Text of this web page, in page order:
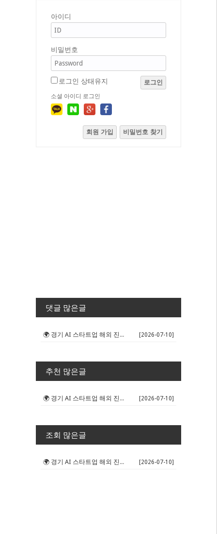
아이디
비밀번호
로그인 상태유지 로그인
소셜 아이디 로그인
회원 가입 비밀번호 찾기
댓글 많은글
🌍 경기 AI 스타트업 해외 진출 판... [2026-07-10]
추천 많은글
🌍 경기 AI 스타트업 해외 진출 판... [2026-07-10]
조회 많은글
🌍 경기 AI 스타트업 해외 진출 판... [2026-07-10]